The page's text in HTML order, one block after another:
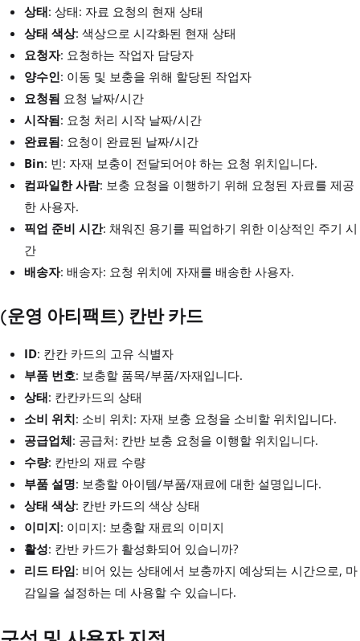
상태: 상태: 자료 요청의 현재 상태
상태 색상: 색상으로 시각화된 현재 상태
요청자: 요청하는 작업자 담당자
양수인: 이동 및 보충을 위해 할당된 작업자
요청됨 요청 날짜/시간
시작됨: 요청 처리 시작 날짜/시간
완료됨: 요청이 완료된 날짜/시간
Bin: 빈: 자재 보충이 전달되어야 하는 요청 위치입니다.
컴파일한 사람: 보충 요청을 이행하기 위해 요청된 자료를 제공
한 사용자.
픽업 준비 시간: 채워진 용기를 픽업하기 위한 이상적인 주기 시
간
배송자: 배송자: 요청 위치에 자재를 배송한 사용자.
(운영 아티팩트) 칸반 카드
ID: 칸칸 카드의 고유 식별자
부품 번호: 보충할 품목/부품/자재입니다.
상태: 칸칸카드의 상태
소비 위치: 소비 위치: 자재 보충 요청을 소비할 위치입니다.
공급업체: 공급처: 칸반 보충 요청을 이행할 위치입니다.
수량: 칸반의 재료 수량
부품 설명: 보충할 아이템/부품/재료에 대한 설명입니다.
상태 색상: 칸반 카드의 색상 상태
이미지: 이미지: 보충할 재료의 이미지
활성: 칸반 카드가 활성화되어 있습니까?
리드 타임: 비어 있는 상태에서 보충까지 예상되는 시간으로, 마
감일을 설정하는 데 사용할 수 있습니다.